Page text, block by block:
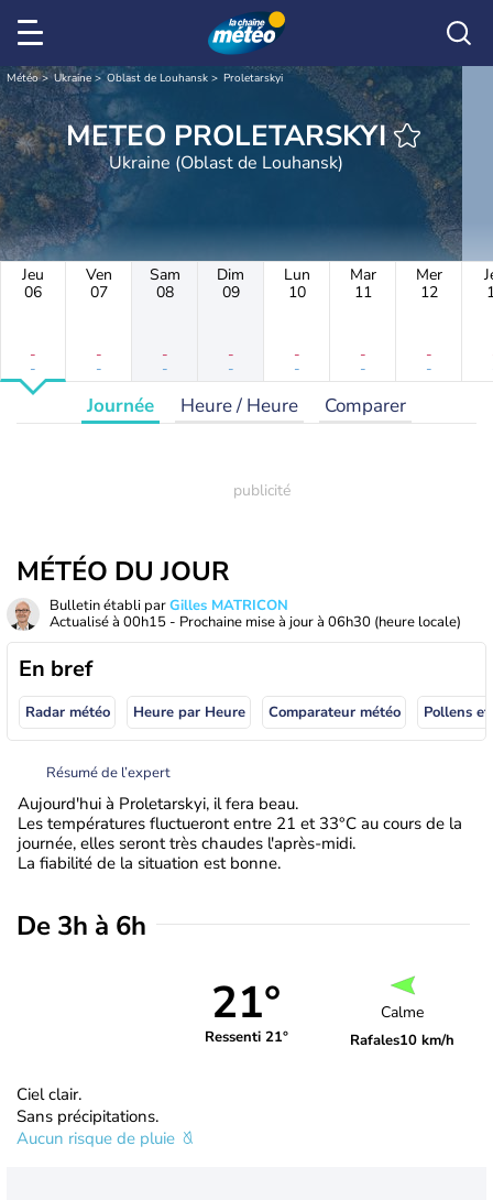
Météo Ukraine Oblast de Louhansk Proletarskyi
METEO PROLETARSKYI
Ukraine (Oblast de Louhansk)
Jeu
06
-
-
Ven
07
-
-
Sam
08
-
-
Dim
09
-
-
Lun
10
-
-
Mar
11
-
-
Mer
12
-
-
Journée Heure / Heure Comparer
MÉTÉO DU JOUR
Bulletin établi parGilles MATRICON
Actualisé à 00h15 - Prochaine mise à jour à 06h30 (heure locale)
En bref
Radar météo Heure par Heure Comparateur météo Pollens
Résumé de l’expert
Aujourd'hui à Proletarskyi, il fera beau.
Les températures fluctueront entre 21 et 33°C au cours de la
journée, elles seront très chaudes l'après-midi.
La fiabilité de la situation est bonne.
De 3h à 6h
21°
Ressenti 21°
Calme
Rafales10 km/h
Ciel clair.
Sans précipitations.
Aucun risque de pluie